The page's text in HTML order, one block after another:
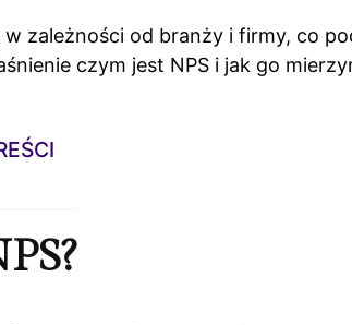
w zależności od branży i firmy, co
czym jest NPS i jak go